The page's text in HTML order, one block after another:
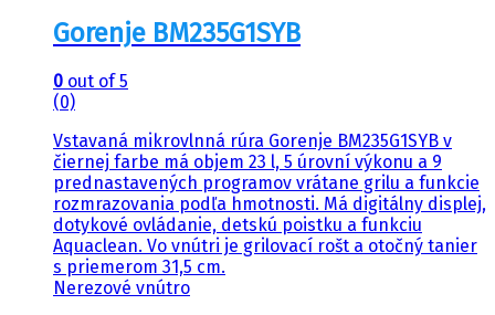
Gorenje BM235G1SYB
0 out of 5
(0)
Vstavaná mikrovlnná rúra Gorenje BM235G1SYB v
čiernej farbe má objem 23 l, 5 úrovní výkonu a 9
prednastavených programov vrátane grilu a funkcie
rozmrazovania podľa hmotnosti. Má digitálny displej,
dotykové ovládanie, detskú poistku a funkciu
Aquaclean. Vo vnútri je grilovací rošt a otočný tanier
s priemerom 31,5 cm.
Nerezové vnútro